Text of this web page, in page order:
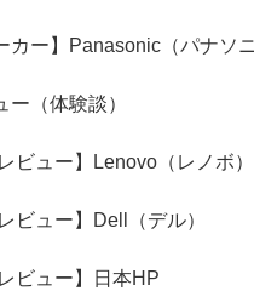
カー】Panasonic（パナソ
ー（体験談）
レビュー】Lenovo（レノボ）
レビュー】Dell（デル）
レビュー】日本HP